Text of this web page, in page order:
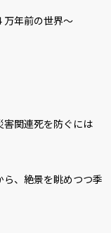
年前の世界～
害関連死を防ぐには
、絶景を眺めつつ季